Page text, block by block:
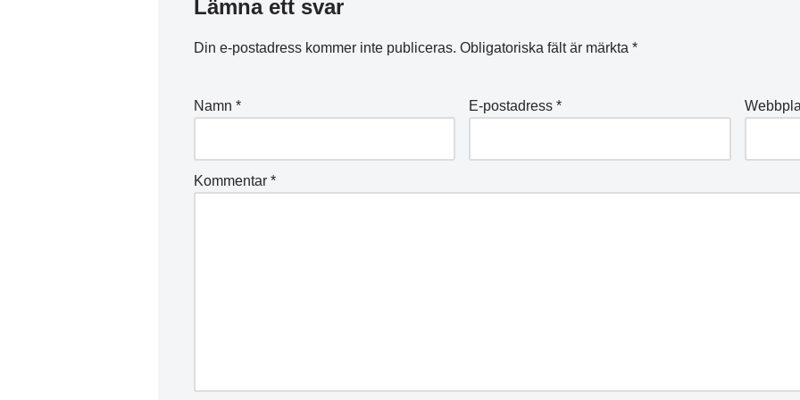
Lämna ett svar
Din e-postadress kommer inte publiceras. Obligatoriska fält är märkta *
Namn * E-postadress*
Kommentar *